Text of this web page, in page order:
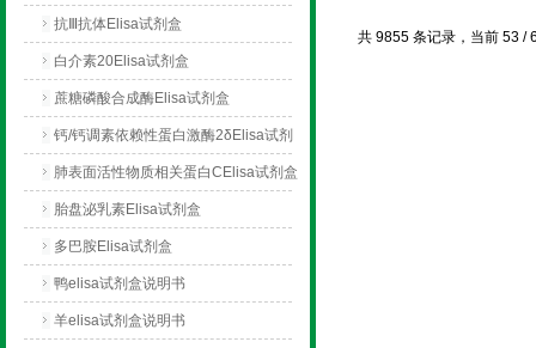
抗Ⅲ抗体Elisa试剂盒
白介素20Elisa试剂盒
蔗糖磷酸合成酶Elisa试剂盒
钙/钙调素依赖性蛋白激酶2δElisa试剂
盒
肺表面活性物质相关蛋白CElisa试剂盒
胎盘泌乳素Elisa试剂盒
多巴胺Elisa试剂盒
鸭elisa试剂盒说明书
羊elisa试剂盒说明书
共 9855 条记录，当前 53 /